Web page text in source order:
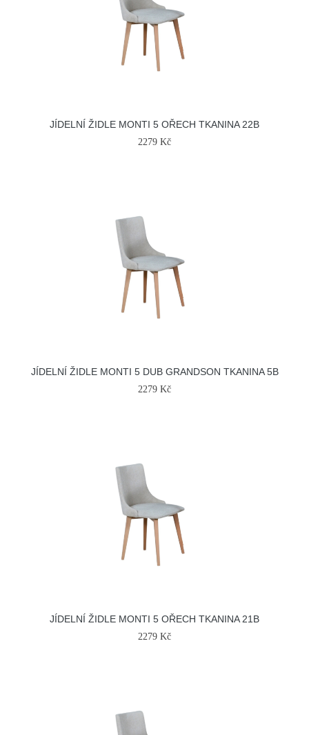
JÍDELNÍ ŽIDLE MONTI 5 OŘECH TKANINA 22B
2279 Kč
JÍDELNÍ ŽIDLE MONTI 5 DUB GRANDSON TKANINA 5B
2279 Kč
JÍDELNÍ ŽIDLE MONTI 5 OŘECH TKANINA 21B
2279 Kč